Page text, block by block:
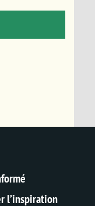
l’inspiration